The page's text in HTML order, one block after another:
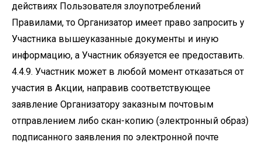
действиях Пользователя злоупотреблений
Правилами, то Организатор имеет право запросить у
Участника вышеуказанные документы и иную
информацию, а Участник обязуется ее предоставить.
4.4.9. Участник может в любой момент отказаться от
участия в Акции, направив соответствующее
заявление Организатору заказным почтовым
отправлением либо скан-копию (электронный образ)
подписанного заявления по электронной почте